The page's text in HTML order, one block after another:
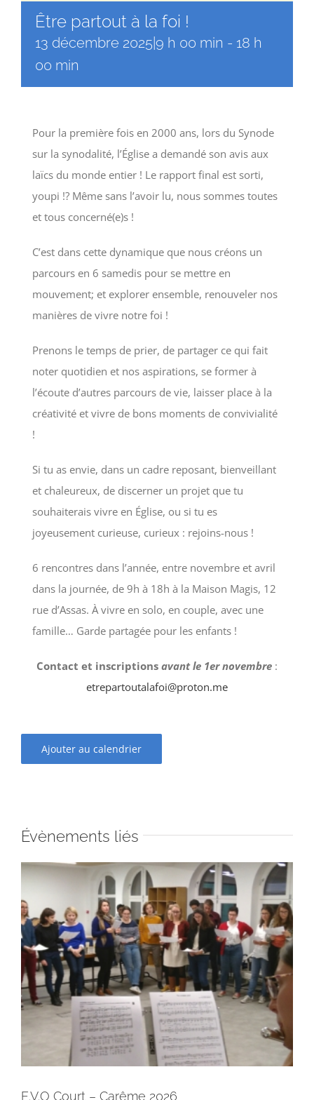
Être partout à la foi !
13 décembre 2025|9 h 00 min - 18 h
00 min
Pour la première fois en 2000 ans, lors du Synode
sur la synodalité, l’Église a demandé son avis aux
laïcs du monde entier ! Le rapport final est sorti,
youpi !? Même sans l’avoir lu, nous sommes toutes
et tous concerné(e)s !
C’est dans cette dynamique que nous créons un
parcours en 6 samedis pour se mettre en
mouvement; et explorer ensemble, renouveler nos
manières de vivre notre foi !
Prenons le temps de prier, de partager ce qui fait
noter quotidien et nos aspirations, se former à
l’écoute d’autres parcours de vie, laisser place à la
créativité et vivre de bons moments de convivialité
!
Si tu as envie, dans un cadre reposant, bienveillant
et chaleureux, de discerner un projet que tu
souhaiterais vivre en Église, ou si tu es
joyeusement curieuse, curieux : rejoins-nous !
6 rencontres dans l’année, entre novembre et avril
dans la journée, de 9h à 18h à la Maison Magis, 12
rue d’Assas. À vivre en solo, en couple, avec une
famille… Garde partagée pour les enfants !
Contact et inscriptions avant le 1er novembre :
etrepartoutalafoi@proton.me
Ajouter au calendrier
Évènements liés
E.V.O Court – Carême 2026